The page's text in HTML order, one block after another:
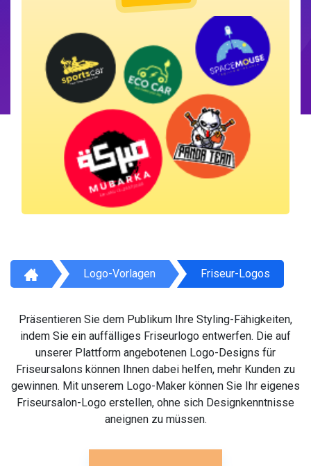
Logo-Vorlagen Friseur-Logos
Präsentieren Sie dem Publikum Ihre Styling-Fähigkeiten,
indem Sie ein auffälliges Friseurlogo entwerfen. Die auf
unserer Plattform angebotenen Logo-Designs für
Friseursalons können Ihnen dabei helfen, mehr Kunden zu
gewinnen. Mit unserem Logo-Maker können Sie Ihr eigenes
Friseursalon-Logo erstellen, ohne sich Designkenntnisse
aneignen zu müssen.